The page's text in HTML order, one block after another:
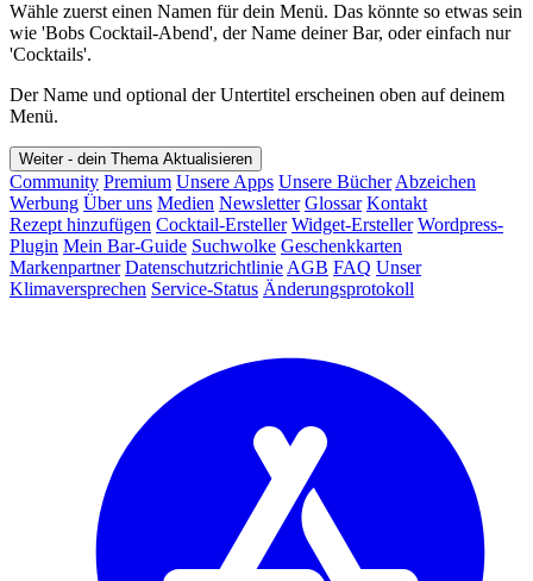
Wähle zuerst einen Namen für dein Menü. Das könnte so etwas sein
wie 'Bobs Cocktail-Abend', der Name deiner Bar, oder einfach nur
'Cocktails'.
Der Name und optional der Untertitel erscheinen oben auf deinem
Menü.
Weiter - dein Thema Aktualisieren
Community Premium Unsere Apps Unsere Bücher Abzeichen
Werbung Über uns Medien Newsletter Glossar Kontakt
Rezept hinzufügen Cocktail-Ersteller Widget-Ersteller Wordpress-
Plugin Mein Bar-Guide Suchwolke Geschenkkarten
Markenpartner Datenschutzrichtlinie AGB FAQ Unser
Klimaversprechen Service-Status Änderungsprotokoll